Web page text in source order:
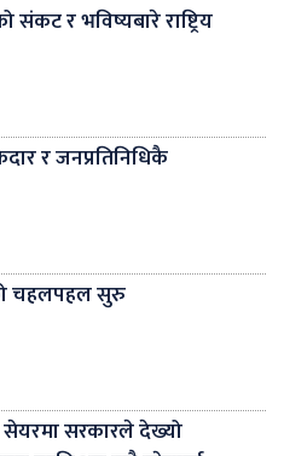
संकट र भविष्यबारे राष्ट्रिय
र जनप्रतिनिधिकै
चहलपहल सुरु
सेयरमा सरकारले देख्यो